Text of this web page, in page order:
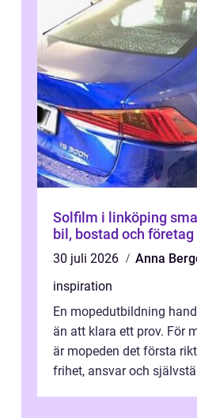
Solfilm i linköping smart solskydd för
bil, bostad och företag
30 juli 2026
Anna
inspiration
En mopedutbildning
än att klara ett prov. För
är mopeden det första
frihet, ansvar och